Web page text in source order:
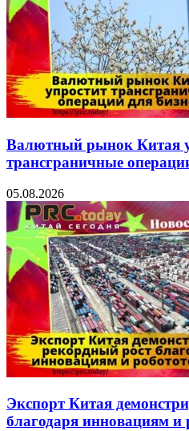
Валютный рынок Китая
трансграничные
05.08.2026
Экспорт Китая
благодаря инновациям и